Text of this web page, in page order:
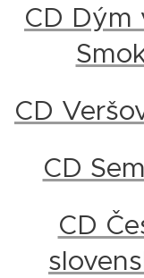
CD Dým
CD
CD
CD